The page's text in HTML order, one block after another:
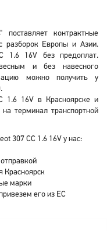
контрактные
разборок Европы и Азии.
1.6 16V без предоплат.
и без навесного
можно получить у
1.6 16V в Красноярске и
терминал транспортной
307 CC 1.6 16V у нас:
Красноярск
марки
его из ЕС